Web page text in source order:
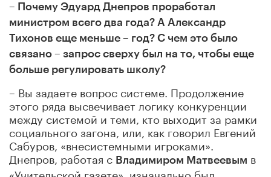
– Почему Эдуард Днепров проработал
министром всего два года? А Александр
Тихонов еще меньше – год? С чем это было
связано – запрос сверху был на то, чтобы еще
больше регулировать школу?
– Вы задаете вопрос системе. Продолжение
этого ряда высвечивает логику конкуренции
между системой и теми, кто выходит за рамки
социального загона, или, как говорил Евгений
Сабуров, «внесистемными игроками».
Днепров, работая с Владимиром Матвеевым в
«Учительской газете», изначально был